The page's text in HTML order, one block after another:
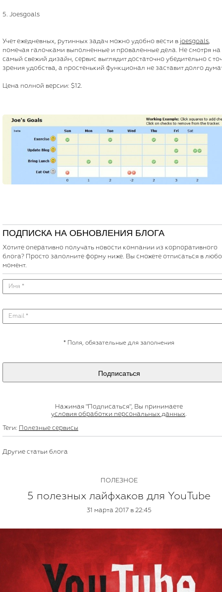
5. Joesgoals
Учет ежедневных, рутинных задач можно удобно вести в joesgoals
помечая галочками выполненные и проваленные дела. Не смотря на
самый свежий дизайн, сервис выглядит достаточно убедительно с
зрения удобства, а простенький функционал не заставит долго
Цена полной версии: $12.
ПОДПИСКА НА ОБНОВЛЕНИЯ БЛОГА
Хотите оперативно получать новости компании из корпоративного
блога? Просто заполните форму ниже. Вы сможете отписаться в
момент.
* Поля, обязательные для заполнения
Подписаться
Нажимая "Подписаться", Вы принимаете
условия обработки персональных данных
Теги: Полезные сервисы
Другие статьи блога
ПОЛЕЗНОЕ
5 полезных лайфхаков для YouTube
31 марта 2017 в 22:45